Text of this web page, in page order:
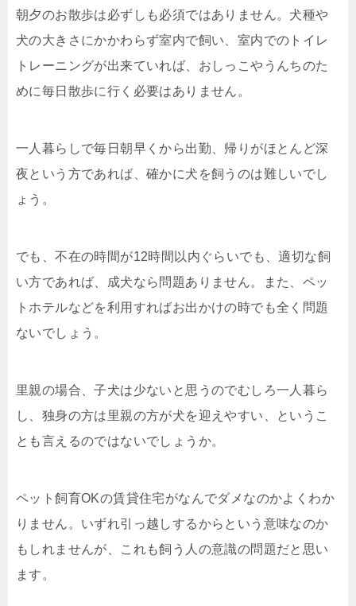
朝夕のお散歩は必ずしも必須ではありません。犬種や
犬の大きさにかかわらず室内で飼い、室内でのトイレ
トレーニングが出来ていれば、おしっこやうんちのた
めに毎日散歩に行く必要はありません。
一人暮らしで毎日朝早くから出勤、帰りがほとんど深
夜という方であれば、確かに犬を飼うのは難しいでし
ょう。
でも、不在の時間が12時間以内ぐらいでも、適切な飼
い方であれば、成犬なら問題ありません。また、ペッ
トホテルなどを利用すればお出かけの時でも全く問題
ないでしょう。
里親の場合、子犬は少ないと思うのでむしろ一人暮ら
し、独身の方は里親の方が犬を迎えやすい、というこ
とも言えるのではないでしょうか。
ペット飼育OKの賃貸住宅がなんでダメなのかよくわか
りません。いずれ引っ越しするからという意味なのか
もしれませんが、これも飼う人の意識の問題だと思い
ます。